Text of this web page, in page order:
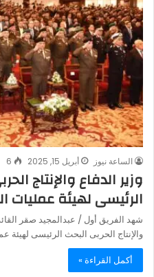
الساعة نيوز أبريل 15, 2025 6
وزير الدفاع والإنتاج
الرئيسى لهيئة عمليات
شهد الفريق أول / عبدالمجيد صقر
والإنتاج الحربى البحث الرئيسى لهيئة
أكمل القراءة »